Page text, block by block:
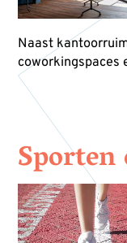
Naast
coworkingspaces
Sporten